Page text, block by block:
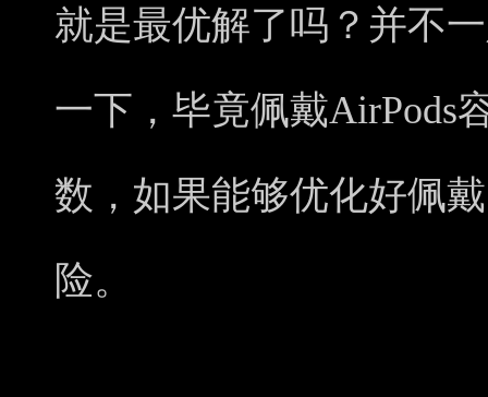
就是最优解了吗？并不
一下，毕竟佩戴AirPods
数，如果能够优化好佩
险。